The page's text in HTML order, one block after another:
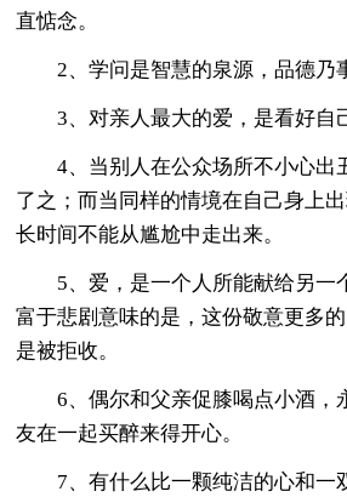
直惦念。
2、学问是智慧的泉源，品德乃
3、对亲人最大的爱，是看好自
4、当别人在公众场所不小心出
了之；而当同样的情境在自己身上
长时间不能从尴尬中走出来。
5、爱，是一个人所能献给另一
富于悲剧意味的是，这份敬意更多
是被拒收。
6、偶尔和父亲促膝喝点小酒，
友在一起买醉来得开心。
7、有什么比一颗纯洁的心和一